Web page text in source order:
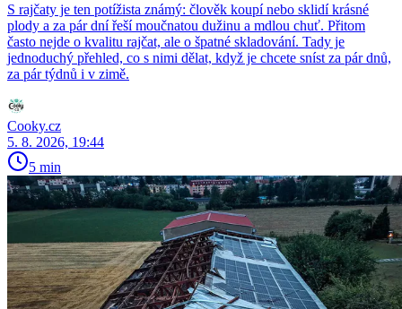
S rajčaty je ten potížista známý: člověk koupí nebo sklidí krásné
plody a za pár dní řeší moučnatou dužinu a mdlou chuť. Přitom
často nejde o kvalitu rajčat, ale o špatné skladování. Tady je
jednoduchý přehled, co s nimi dělat, když je chcete sníst za pár dnů,
za pár týdnů i v zimě.
Cooky.cz
5. 8. 2026, 19:44
5 min